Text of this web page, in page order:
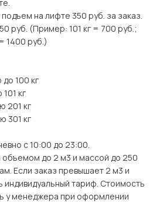
на лифте 350 руб. за заказ.
руб. (Пример: 101 кг = 700 руб.;
1400 руб.)
100 кг
кг
201 кг
301 кг
с 10:00 до 23:00.
до 2 м3 и массой до 250
Если заказ превышает 2 м3 и
индивидуальный тариф. Стоимость
у менеджера при оформлении